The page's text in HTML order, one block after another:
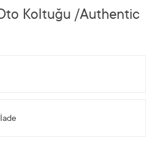
Koltuğu /Authentic